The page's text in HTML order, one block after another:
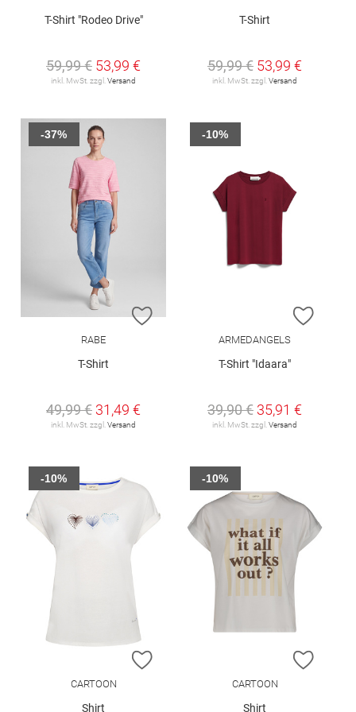
T-Shirt "Rodeo Drive"
59,99 € 53,99 €
inkl. MwSt. zzgl. Versand
T-Shirt
59,99 € 53,99 €
inkl. MwSt. zzgl. Versand
ZUR WUNSCHLISTE HINZUFÜGEN
RABE
T-Shirt
49,99 € 31,49 €
inkl. MwSt. zzgl. Versand
-37%
ZUR
ARMEDANGELS
T-Shirt "Idaara"
39,90 € 35,91 €
inkl. MwSt. zzgl. Versand
-10%
ZUR WUNSCHLISTE HINZUFÜGEN
CARTOON
Shirt
-10%
ZUR
CARTOON
Shirt
-10%